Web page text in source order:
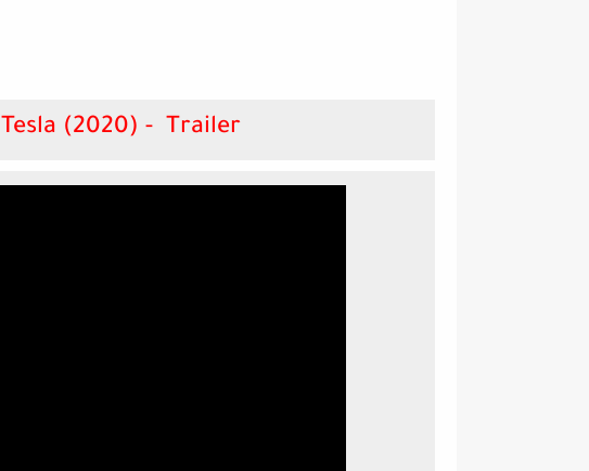
Tesla (2020) - Trailer : إعلان الفيلم